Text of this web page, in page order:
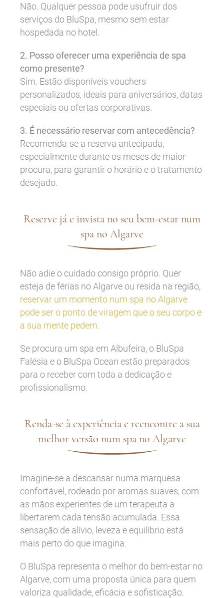
Não. Qualquer pessoa pode usufruir dos
serviços do BluSpa, mesmo sem estar
hospedada no hotel.
2. Posso oferecer uma experiência de spa
como presente?
Sim. Estão disponíveis vouchers
personalizados, ideais para aniversários, datas
especiais ou ofertas corporativas.
3. É necessário reservar com antecedência?
Recomenda-se a reserva antecipada,
especialmente durante os meses de maior
procura, para garantir o horário e o tratamento
desejado.
Reserve já e invista no seu bem-estar num
spa no Algarve
Não adie o cuidado consigo próprio. Quer
esteja de férias no Algarve ou resida na região,
reservar um momento num spa no Algarve
pode ser o ponto de viragem que o seu corpo e
a sua mente pedem.
Se procura um spa em Albufeira, o BluSpa
Falésia e o BluSpa Ocean estão preparados
para o receber com toda a dedicação e
profissionalismo.
Renda-se à experiência e reencontre a sua
melhor versão num spa no Algarve
Imagine-se a descansar numa marquesa
confortável, rodeado por aromas suaves, com
as mãos experientes de um terapeuta a
libertarem cada tensão acumulada. Essa
sensação de alívio, leveza e equilíbrio está
mais perto do que imagina.
O BluSpa representa o melhor do bem-estar no
Algarve, com uma proposta única para quem
valoriza qualidade, eficácia e sofisticação.